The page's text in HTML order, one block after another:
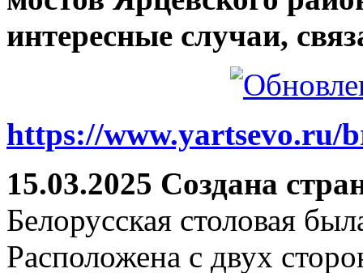
интересные случаи,
https://www.yartsevo.ru/
15.03.2025 Создана
Белорусская столовая
Расположена с двух